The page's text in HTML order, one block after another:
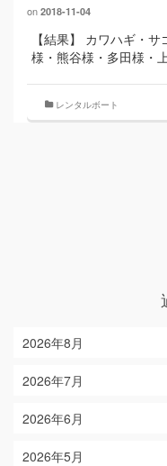
on 2018-11-04
【結果】 カワハギ・
様・熊谷様・多田様・
レンタルボート
2026年8月
2026年7月
2026年6月
2026年5月